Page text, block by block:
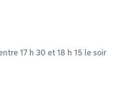
17 h 30 et 18 h 15 le soir